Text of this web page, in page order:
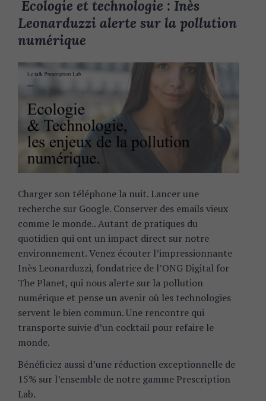
Ecologie et technologie : Inès
Leonarduzzi alerte sur la pollution
numérique
Charger son téléphone la nuit. Lancer une
recherche sur Google. Conserver des emails vieux
comme le monde.. Autant de pratiques du
quotidien qui ont un impact direct sur notre
environnement. Venez écouter l’impressionnante
Inès Leonarduzzi, fondatrice de l’ONG Digital for
The Planet, qui nous alerte sur la pollution
numérique et pense un avenir où les technologies
servent le bien commun. Une rencontre qui
transporte suivie d’un cocktail pour refaire le
monde.
Bénéficiez aussi d’une réduction exceptionnelle de
15% sur l’ensemble de notre gamme Prescription
Lab.
c
o